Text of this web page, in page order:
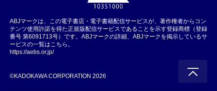
ABJマークは、この電子書店・電子書籍配信サービスが、著作権者からコン
テンツ使用許諾を得た正規版配信サービスであることを示す登録商標（登録
番号 第6091713号）です。ABJマークの詳細、ABJマークを掲示しているサ
ービスの一覧はこちら。
https://aebs.or.jp/
©KADOKAWA CORPORATION 2026